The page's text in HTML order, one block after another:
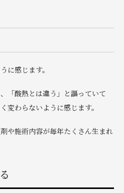
に感じます。
「酸熱とは違う」と謳っていて
変わらないように感じます。
や施術内容が毎年たくさん生まれ